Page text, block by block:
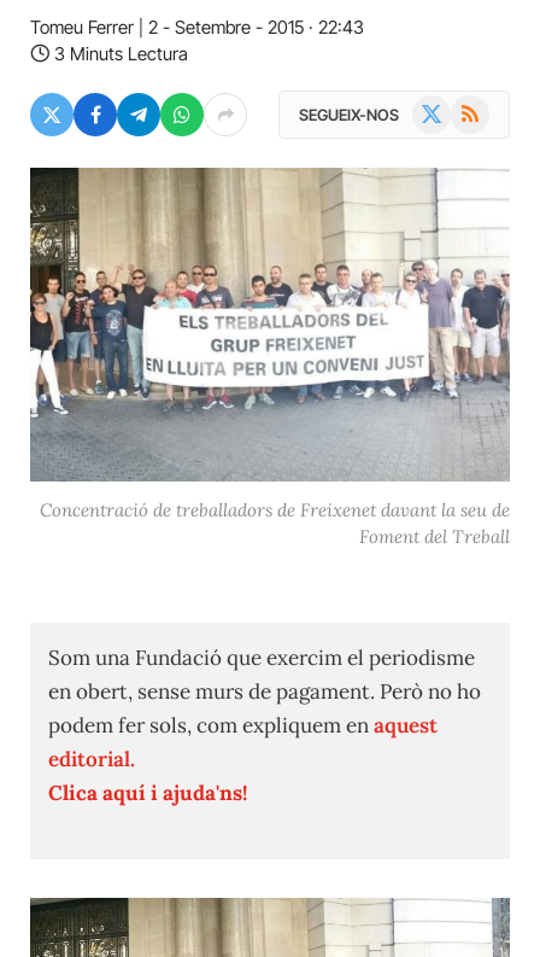
Tomeu Ferrer
2 - Setembre - 2015 · 22:43
3 Minuts Lectura
SEGUEIX-NOS RSS
Concentració de treballadors de Freixenet davant la seu de
Foment del Treball
Som una Fundació que exercim el periodisme
en obert, sense murs de pagament. Però no ho
podem fer sols, com expliquem enaquest
editorial.
Clica aquí i ajuda'ns!